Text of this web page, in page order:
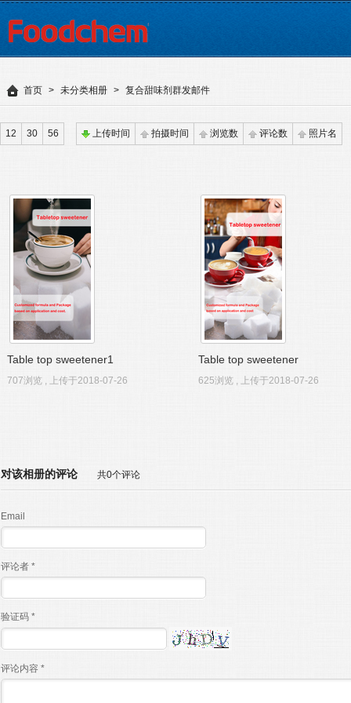
首页 > 未分类相册 > 复合甜味剂群发邮件
12 30 56 上传时间 拍摄时间 浏览数 评论数 照片名
Table top sweetener1
707浏览 , 上传于2018-07-26
Table top sweetener
625浏览 , 上传于2018-07-26
对该相册的评论 共0个评论
Email
评论者 *
验证码 *
评论内容 *